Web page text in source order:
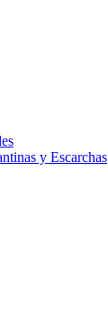
y Escarchas